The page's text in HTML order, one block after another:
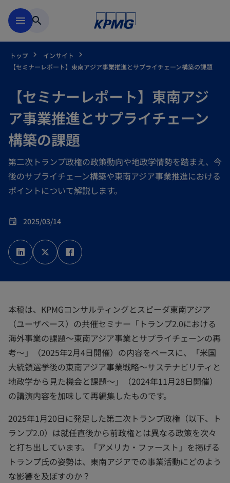
menu search
トップ
インサイト
【セミナーレポート】東南アジア事業推進とサプライチェーン構築の課題
【セミナーレポート】東南アジ
ア事業推進とサプライチェーン
構築の課題
第二次トランプ政権の政策動向や地政学情勢を踏まえ、今
後のサプライチェーン構築や東南アジア事業推進における
ポイントについて解説します。
event 2025/03/14
新
し
い
タ
新
し
い
タ
し
い
本稿は、KPMGコンサルティングとスピーダ東南アジア
（ユーザベース）の共催セミナー「トランプ2.0における
海外事業の課題～東南アジア事業とサプライチェーンの再
考～」（2025年2月4日開催）の内容をベースに、「米国
大統領選挙後の東南アジア事業戦略～サステナビリティと
地政学から見た機会と課題～」（2024年11月28日開催）
の講演内容を加味して再編集したものです。
2025年1月20日に発足した第二次トランプ政権（以下、ト
ランプ2.0）は就任直後から前政権とは異なる政策を次々
と打ち出しています。「アメリカ・ファースト」を掲げる
トランプ氏の姿勢は、東南アジアでの事業活動にどのよう
な影響を及ぼすのか？